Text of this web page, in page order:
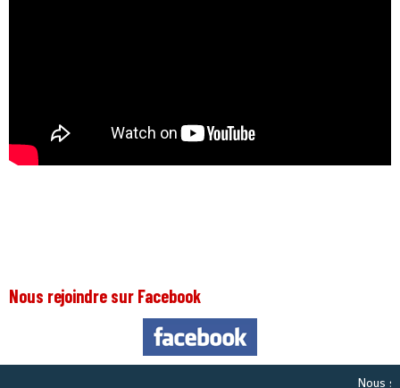
Nous rejoindre sur Facebook
Nous